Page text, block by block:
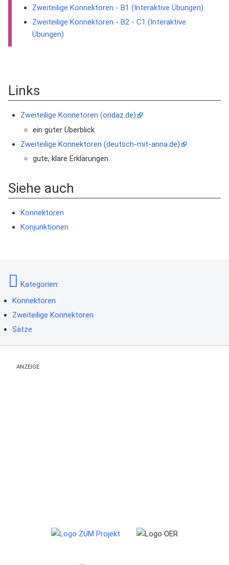
Zweiteilige Konnektoren - B1 (Interaktive Übungen)
Zweiteilige Konnektoren - B2 - C1 (Interaktive
Übungen)
Links
Zweiteilige Konnetoren (ondaz.de)
ein guter Überblick
Zweiteilige Konnektoren (deutsch-mit-anna.de)
gute, klare Erklärungen
Siehe auch
Konnektoren
Konjunktionen
Kategorien:
Konnektoren
Zweiteilige Konnektoren
Sätze
ANZEIGE